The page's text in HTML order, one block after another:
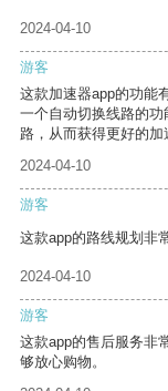
2024-04-10
游客
这款加速器app的功能
一个自动切换线路的
路，从而获得更好的加
2024-04-10
游客
这款app的路线规划非
2024-04-10
游客
这款app的售后服务非
够放心购物。